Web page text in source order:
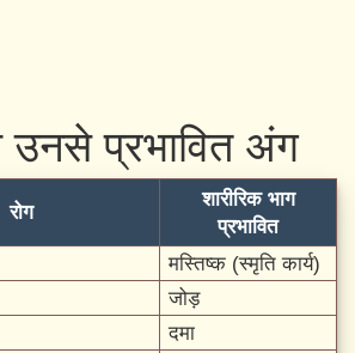
उनसे प्रभावित अंग
रोग
शारीरिक भाग
प्रभावित
मस्तिष्क (स्मृति कार्य)
जोड़
दमा